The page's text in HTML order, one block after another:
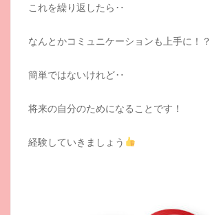
これを繰り返したら‥
なんとかコミュニケーションも上手に！？
簡単ではないけれど‥
将来の自分のためになることです！
経験していきましょう